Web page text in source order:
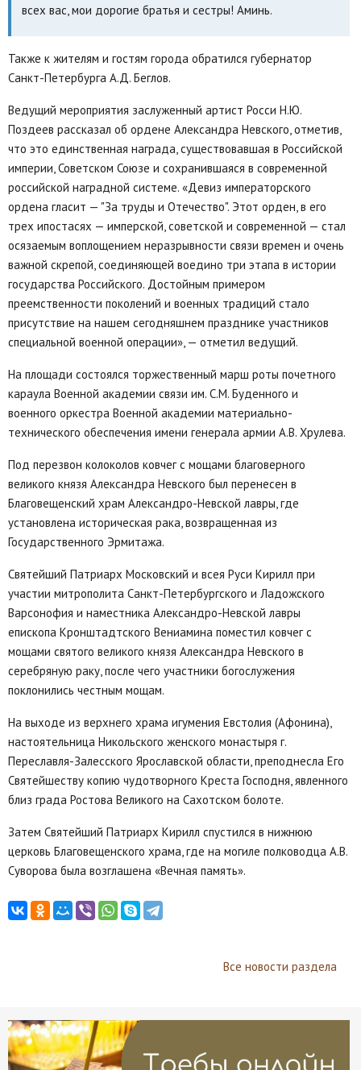
всех вас, мои дорогие братья и сестры! Аминь.
Также к жителям и гостям города обратился губернатор
Санкт-Петербурга А.Д. Беглов.
Ведущий мероприятия заслуженный артист Росси Н.Ю.
Поздеев рассказал об ордене Александра Невского, отметив,
что это единственная награда, существовавшая в Российской
империи, Советском Союзе и сохранившаяся в современной
российской наградной системе. «Девиз императорского
ордена гласит — "За труды и Отечество". Этот орден, в его
трех ипостасях — имперской, советской и современной — стал
осязаемым воплощением неразрывности связи времен и очень
важной скрепой, соединяющей воедино три этапа в истории
государства Российского. Достойным примером
преемственности поколений и военных традиций стало
присутствие на нашем сегодняшнем празднике участников
специальной военной операции», — отметил ведущий.
На площади состоялся торжественный марш роты почетного
караула Военной академии связи им. С.М. Буденного и
военного оркестра Военной академии материально-
технического обеспечения имени генерала армии А.В. Хрулева.
Под перезвон колоколов ковчег с мощами благоверного
великого князя Александра Невского был перенесен в
Благовещенский храм Александро-Невской лавры, где
установлена историческая рака, возвращенная из
Государственного Эрмитажа.
Святейший Патриарх Московский и всея Руси Кирилл при
участии митрополита Санкт-Петербургского и Ладожского
Варсонофия и наместника Александро-Невской лавры
епископа Кронштадтского Вениамина поместил ковчег с
мощами святого великого князя Александра Невского в
серебряную раку, после чего участники богослужения
поклонились честным мощам.
На выходе из верхнего храма игумения Евстолия (Афонина),
настоятельница Никольского женского монастыря г.
Переславля-Залесского Ярославской области, преподнесла Его
Святейшеству копию чудотворного Креста Господня, явленного
близ града Ростова Великого на Сахотском болоте.
Затем Святейший Патриарх Кирилл спустился в нижнюю
церковь Благовещенского храма, где на могиле полководца А.В.
Суворова была возглашена «Вечная память».
Все новости раздела